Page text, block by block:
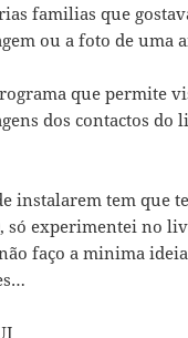
familias que
ou a foto de uma
que permite
dos contactos do
instalarem tem que
só experimentei no
faço a minima